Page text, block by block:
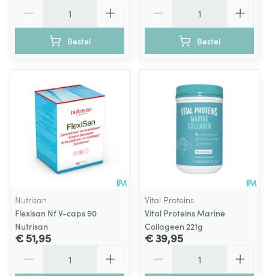
Bestel Bestel
Nutrisan
Flexisan Nf V-caps 90
Nutrisan
€ 51,95
Vital Proteins
Vital Proteins Marine
Collageen 221g
€ 39,95